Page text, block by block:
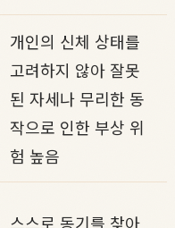
개인의 신체 상태를
고려하지 않아 잘못
된 자세나 무리한 동
작으로 인한 부상 위
험 높음
스스로 동기를 찾아